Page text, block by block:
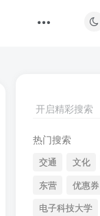
开启精彩搜索
热门搜索
交通 文化
东营
优惠券
电子科技大学